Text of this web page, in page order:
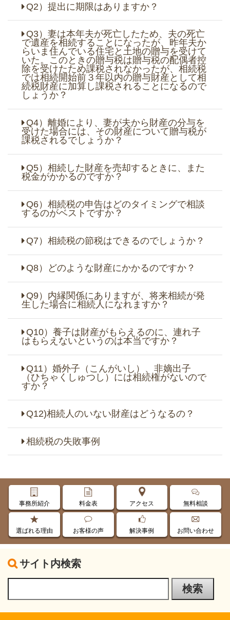
Q2）提出に期限はありますか？
Q3）妻は本年夫が死亡したため、夫の死亡
で遺産を相続することになったが、昨年夫か
らいま住んでいる住宅と土地の贈与を受けて
いた。このときの贈与税は贈与税の配偶者控
除を受けたため課税されなかったが、相続税
では相続開始前３年以内の贈与財産として相
続税財産に加算し課税されることになるので
しょうか？
Q4）離婚により、妻が夫から財産の分与を
受けた場合には、その財産について贈与税が
課税されるでしょうか？
Q5）相続した財産を売却するときに、また
税金がかかるのですか？
Q6）相続税の申告はどのタイミングで相談
するのがベストですか？
Q7）相続税の節税はできるのでしょうか？
Q8）どのような財産にかかるのですか？
Q9）内縁関係にありますが、将来相続が発
生した場合に相続人になれますか？
Q10）養子は財産がもらえるのに、連れ子
はもらえないというのは本当ですか？
Q11）婚外子（こんがいし）、非嫡出子
（ひちゃくしゅつし）には相続権がないので
すか？
Q12)相続人のいない財産はどうなるの？
相続税の失敗事例
事務所紹介 料金表 アクセス 無料相談
選ばれる理由 お客様の声 解決事例 お問い合わせ
サイト内検索